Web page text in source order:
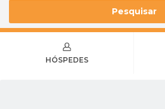
Pesquisar
HÓSPEDES